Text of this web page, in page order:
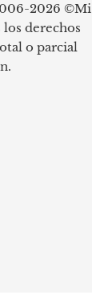
2026 ©Mi
derechos
o parcial